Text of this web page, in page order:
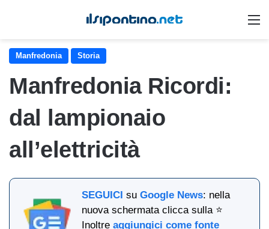
Manfredonia Storia
Manfredonia Ricordi:
dal lampionaio
all’elettricità
SEGUICI suGoogle News: nella
nuova schermata clicca sulla ⭐
Inoltreaggiungici come fonte